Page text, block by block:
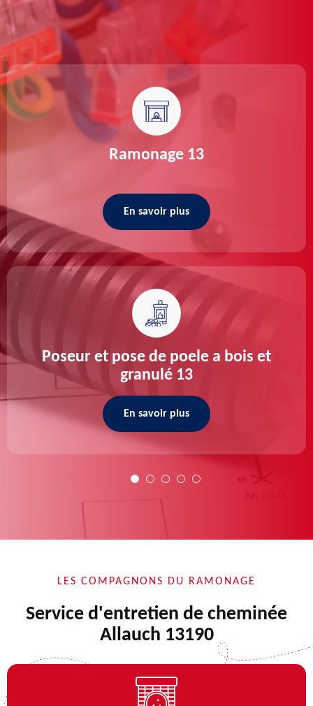
Ramonage 13
En savoir plus
Poseur et pose de poele a bois et
granulé 13
En savoir plus
LES COMPAGNONS DU RAMONAGE
Service d'entretien de cheminée
Allauch 13190